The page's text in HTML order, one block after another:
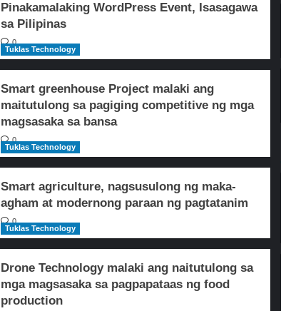
Pinakamalaking WordPress Event, Isasagawa
sa Pilipinas
0
Tuklas Technology
Smart greenhouse Project malaki ang
maitutulong sa pagiging competitive ng mga
magsasaka sa bansa
0
Tuklas Technology
Smart agriculture, nagsusulong ng maka-
agham at modernong paraan ng pagtatanim
0
Tuklas Technology
Drone Technology malaki ang naitutulong sa
mga magsasaka sa pagpapataas ng food
production